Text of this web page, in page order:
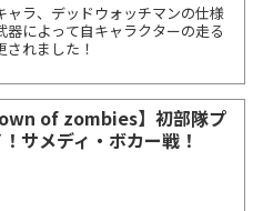
ラ、デッドウォッチマンの仕様
によって自キャラクターの走る
れました！
of zombies】初部隊プ
サメディ・ボカー戦！